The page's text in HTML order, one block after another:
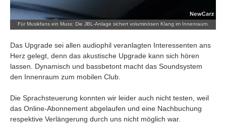
Für Musikfans ein Muss: Die JBL-Anlage sichert voluminösen Klang im Innenraum.
Das Upgrade sei allen audiophil veranlagten Interessenten ans
Herz gelegt, denn das akustische Upgrade kann sich hören
lassen. Dynamisch und bassbetont macht das Soundsystem
den Innenraum zum mobilen Club.
Die Sprachsteuerung konnten wir leider auch nicht testen, weil
das Online-Abonnement abgelaufen und eine Nachbuchung
respektive Verlängerung durch uns nicht möglich war.